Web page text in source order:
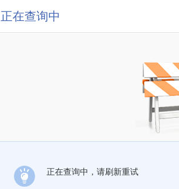
正在查询中
正在查询中，请刷新重试